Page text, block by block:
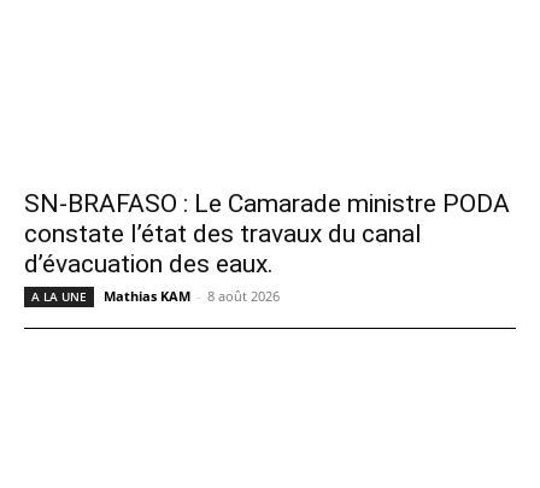
SN-BRAFASO : Le Camarade ministre PODA
constate l’état des travaux du canal
d’évacuation des eaux.
A LA UNE Mathias KAM - 8 août 2026